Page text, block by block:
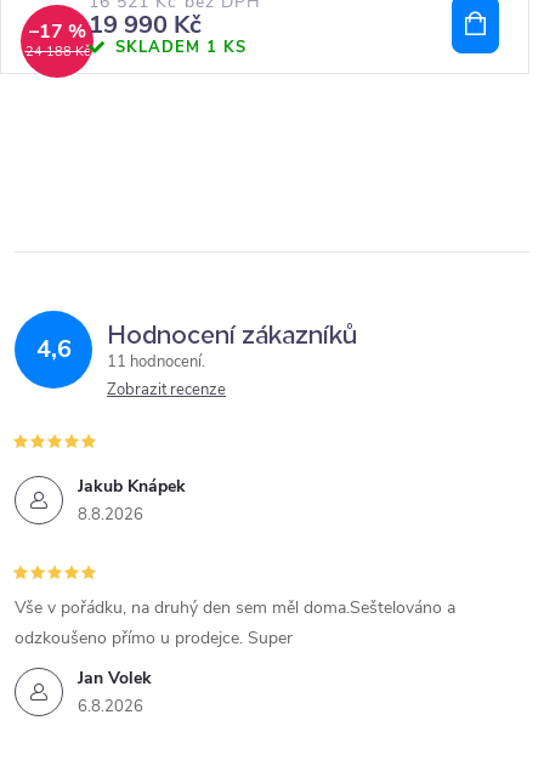
24 188 Kč
–17 %19 990 Kč
SKLADEM 1 KS
4,6 Hodnocení zákazníků
11 hodnocení
Zobrazit recenze
Jakub Knápek
8.8.2026
Jan Volek
6.8.2026
Vše v pořádku, na druhý den sem měl doma.Seštelováno a
odzkoušeno přímo u prodejce. Super